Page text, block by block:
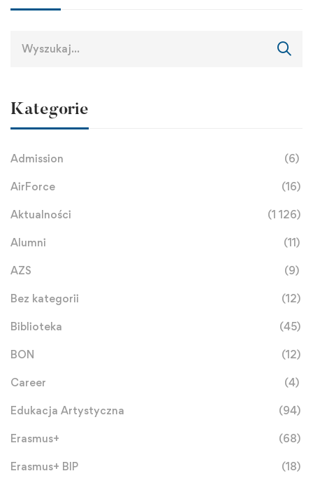
Kategorie
Admission (6)
AirForce (16)
Aktualności (1 126)
Alumni (11)
AZS (9)
Bez kategorii (12)
Biblioteka (45)
BON (12)
Career (4)
Edukacja Artystyczna (94)
Erasmus+ (68)
Erasmus+ BIP (18)